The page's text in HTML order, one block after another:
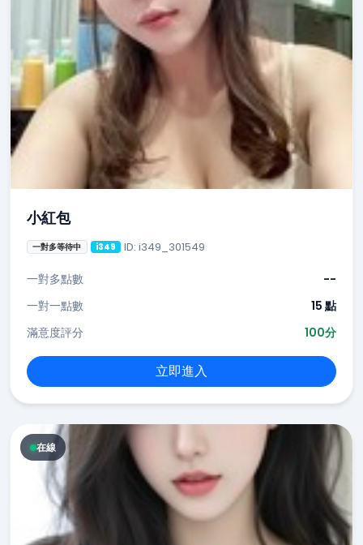
小紅包
一對多等待中 i349 ID: i349_301549
一對多點數
--
一對一點數
15 點
滿意度評分
100分
立即進入
在線